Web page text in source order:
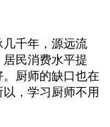
千年，源远流
民消费水平提
厨师的缺口也在
，学习厨师不用